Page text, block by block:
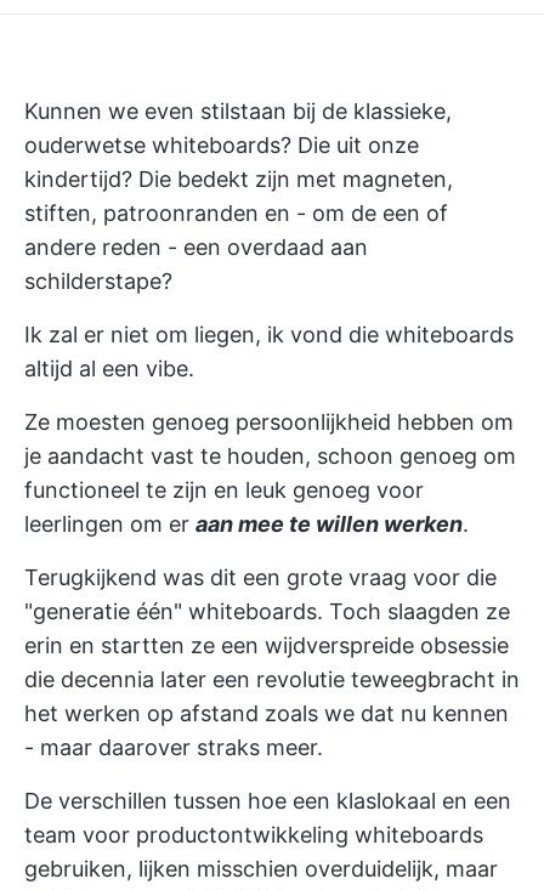
Kunnen we even stilstaan bij de klassieke,
ouderwetse whiteboards? Die uit onze
kindertijd? Die bedekt zijn met magneten,
stiften, patroonranden en - om de een of
andere reden - een overdaad aan
schilderstape?
Ik zal er niet om liegen, ik vond die whiteboards
altijd al een vibe.
Ze moesten genoeg persoonlijkheid hebben om
je aandacht vast te houden, schoon genoeg om
functioneel te zijn en leuk genoeg voor
leerlingen om er aan mee te willen werken.
Terugkijkend was dit een grote vraag voor die
"generatie één" whiteboards. Toch slaagden ze
erin en startten ze een wijdverspreide obsessie
die decennia later een revolutie teweegbracht in
het werken op afstand zoals we dat nu kennen
- maar daarover straks meer.
De verschillen tussen hoe een klaslokaal en een
team voor productontwikkeling whiteboards
gebruiken, lijken misschien overduidelijk, maar